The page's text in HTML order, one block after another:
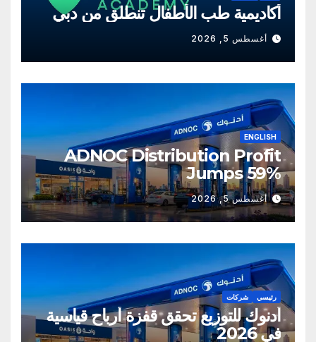
أكاديمية طب الأطفال تنطلق من دبي
أغسطس 5, 2026
ENGLISH
ADNOC Distribution Profit
Jumps 59%
أغسطس 5, 2026
رئيسي شركات
أدنوك للتوزيع تحقق قفزة أرباح قياسية
في 2026